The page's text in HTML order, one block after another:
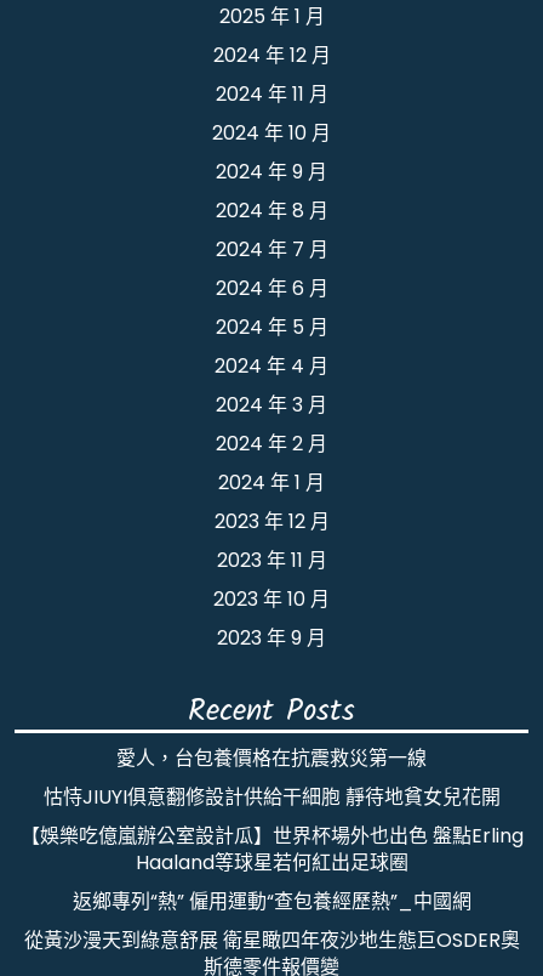
2025 年 1 月
2024 年 12 月
2024 年 11 月
2024 年 10 月
2024 年 9 月
2024 年 8 月
2024 年 7 月
2024 年 6 月
2024 年 5 月
2024 年 4 月
2024 年 3 月
2024 年 2 月
2024 年 1 月
2023 年 12 月
2023 年 11 月
2023 年 10 月
2023 年 9 月
Recent Posts
愛人，台包養價格在抗震救災第一線
怙恃JIUYI俱意翻修設計供給干細胞 靜待地貧女兒花開
【娛樂吃億嵐辦公室設計瓜】世界杯場外也出色 盤點Erling
Haaland等球星若何紅出足球圈
返鄉專列“熱” 僱用運動“查包養經歷熱”_中國網
從黃沙漫天到綠意舒展 衛星瞰四年夜沙地生態巨OSDER奧
斯德零件報價變